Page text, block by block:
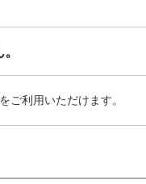
ご利用いただけます。